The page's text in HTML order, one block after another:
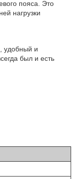
пояса. Это
нагрузки
удобный и
был и есть